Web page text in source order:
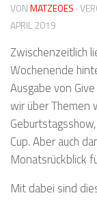
VONMATZEOES ·
APRIL 2019
Zwischenzeitlich
Wochenende
Ausgabe von
wir über Themen
Cup. Aber auch
Monatsrückblick
Mit dabei sind